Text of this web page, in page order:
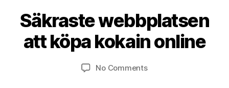
Categories
Säkraste webbplatsen
att köpa kokain online
B
y
a
t
M
a
y
2
2
No Commentson